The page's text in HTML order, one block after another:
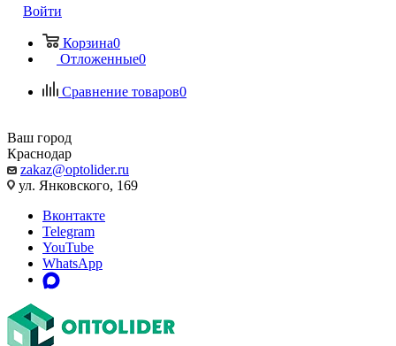
Войти
Корзина0
Отложенные0
Сравнение товаров0
Ваш город
Краснодар
zakaz@optolider.ru
ул. Янковского, 169
Вконтакте
Telegram
YouTube
WhatsApp